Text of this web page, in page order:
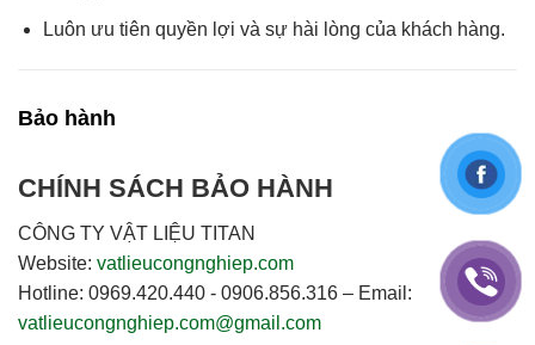
Luôn ưu tiên quyền lợi và sự hài lòng của khách hàng.
Bảo hành
CHÍNH SÁCH BẢO HÀNH
CÔNG TY VẬT LIỆU TITAN
Website: vatlieucongnghiep.com
Hotline: 0969.420.440 - 0906.856.316 – Email:
vatlieucongnghiep.com@gmail.com